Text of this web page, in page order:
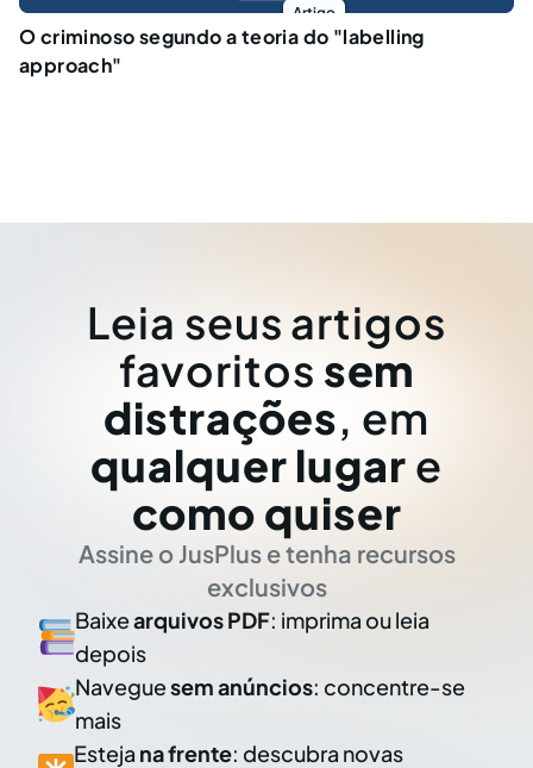
Artigo
O criminoso segundo a teoria do "labelling
approach"
Leia seus artigos
favoritos sem
distrações, em
qualquer lugar e
como quiser
Assine o JusPlus e tenha recursos
exclusivos
Baixearquivos PDF: imprima ou leia
depois
Naveguesem anúncios: concentre-se
mais
Esteja na frente: descubra novas